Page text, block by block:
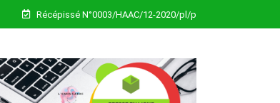
Récépissé N°0003/HAAC/12-2020/pl/p